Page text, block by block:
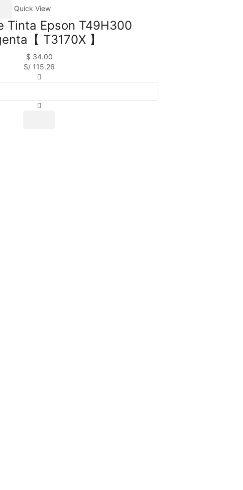
Quick View
Tinta Epson T49H300
【 T3170X 】
$ 34.00
S/ 115.26